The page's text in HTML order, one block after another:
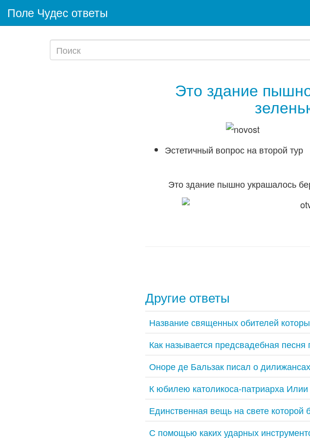
Поле Чудес ответы
Это здание
Эстетичный вопрос на второй тур
Это здание пышно украшалось
Другие ответы
Название священных обителей
Как называется предсвадебная
Оноре де Бальзак писал о
К юбилею католикоса-патриарха Илии
Единственная вещь на свете
С помощью каких ударных